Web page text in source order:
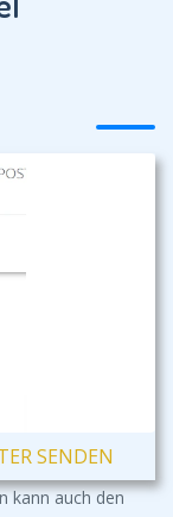
SENDEN
kann auch den